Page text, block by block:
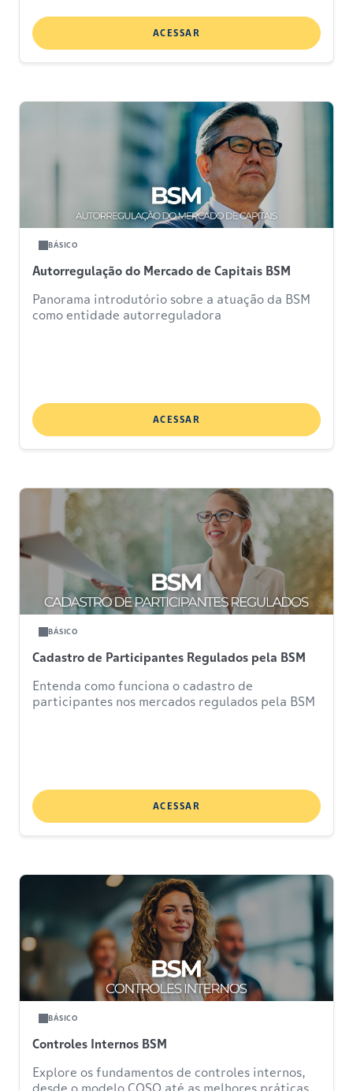
ACESSAR
BÁSICO
Autorregulação do Mercado de Capitais BSM
Panorama introdutório sobre a atuação da BSM
como entidade autorreguladora
ACESSAR
BÁSICO
Cadastro de Participantes Regulados pela BSM
Entenda como funciona o cadastro de
participantes nos mercados regulados pela BSM
ACESSAR
BÁSICO
Controles Internos BSM
Explore os fundamentos de controles internos,